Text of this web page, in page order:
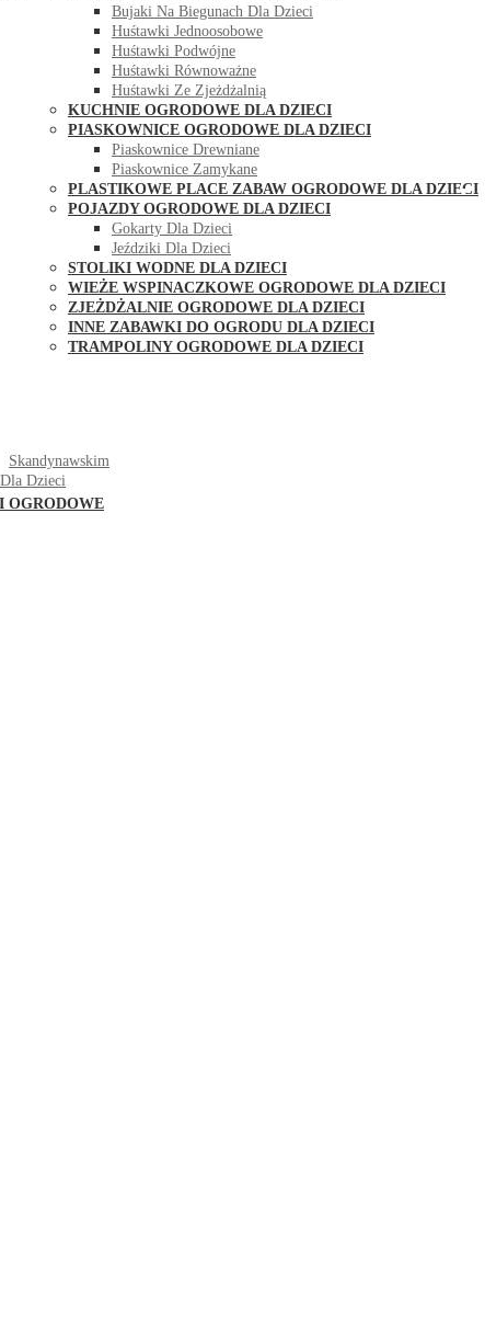
Bujaki Na Biegunach Dla Dzieci
Huśtawki Jednoosobowe
Huśtawki Podwójne
Huśtawki Równoważne
Huśtawki Ze Zjeżdżalnią
KUCHNIE OGRODOWE DLA DZIECI
PIASKOWNICE OGRODOWE DLA DZIECI
Piaskownice Drewniane
Piaskownice Zamykane
PLASTIKOWE PLACE ZABAW OGRODOWE DLA DZIECI
POJAZDY OGRODOWE DLA DZIECI
Gokarty Dla Dzieci
Jeździki Dla Dzieci
STOLIKI WODNE DLA DZIECI
WIEŻE WSPINACZKOWE OGRODOWE DLA DZIECI
ZJEŻDŻALNIE OGRODOWE DLA DZIECI
INNE ZABAWKI DO OGRODU DLA DZIECI
TRAMPOLINY OGRODOWE DLA DZIECI
Skandynawskim
Dzieci
OGRODOWE